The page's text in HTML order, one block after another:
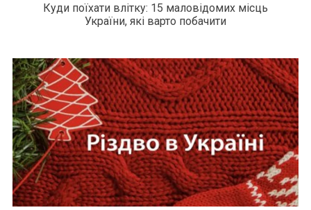
Куди поїхати влітку: 15 маловідомих місць
України, які варто побачити